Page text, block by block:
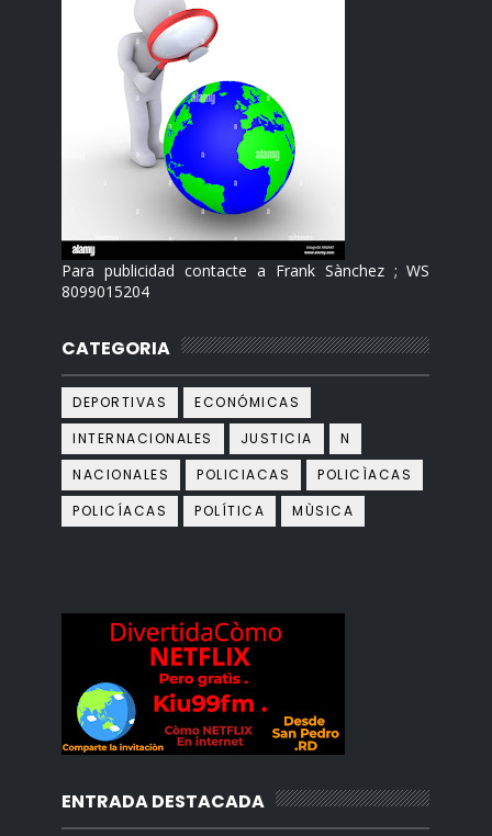
Para publicidad contacte a Frank Sànchez ; WS
8099015204
CATEGORIA
DEPORTIVAS
ECONÓMICAS
INTERNACIONALES
JUSTICIA
N
NACIONALES
POLICIACAS
POLICÌACAS
POLICÍACAS
POLÍTICA MÙSICA
ENTRADA DESTACADA